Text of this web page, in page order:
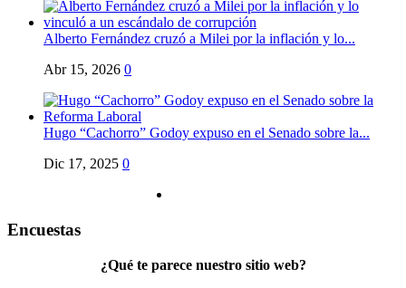
Alberto Fernández cruzó a Milei por la inflación y lo...
Abr 15, 2026 0
Hugo “Cachorro” Godoy expuso en el Senado sobre la...
Dic 17, 2025 0
Encuestas
¿Qué te parece nuestro sitio web?